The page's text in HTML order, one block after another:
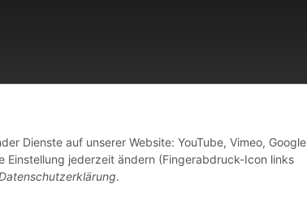
Dienste auf unserer Website: YouTube, Vimeo, Google
Einstellung jederzeit ändern (Fingerabdruck-Icon links
.
Vertrag widerrufen